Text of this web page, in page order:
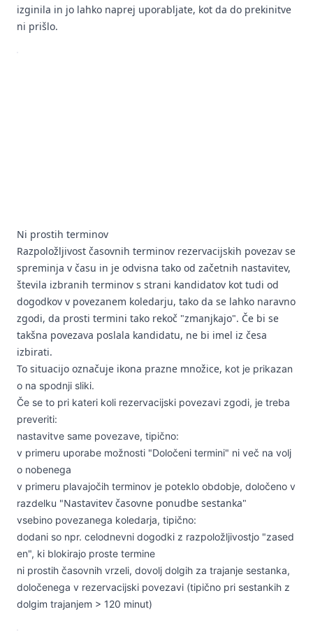
izginila in jo lahko naprej uporabljate, kot da do prekinitve
ni prišlo.
Ni prostih terminov
Razpoložljivost časovnih terminov rezervacijskih povezav se
spreminja v času in je odvisna tako od začetnih nastavitev,
števila izbranih terminov s strani kandidatov kot tudi od
dogodkov v povezanem koledarju, tako da se lahko naravno
zgodi, da prosti termini tako rekoč "zmanjkajo". Če bi se
takšna povezava poslala kandidatu, ne bi imel iz česa
izbirati.
To situacijo označuje ikona prazne množice, kot je prikazan
o na spodnji sliki.
Če se to pri kateri koli rezervacijski povezavi zgodi, je treba
preveriti:
nastavitve same povezave, tipično:
v primeru uporabe možnosti "Določeni termini" ni več na volj
o nobenega
v primeru plavajočih terminov je poteklo obdobje, določeno v
razdelku "Nastavitev časovne ponudbe sestanka"
vsebino povezanega koledarja, tipično:
dodani so npr. celodnevni dogodki z razpoložljivostjo "zased
en", ki blokirajo proste termine
ni prostih časovnih vrzeli, dovolj dolgih za trajanje sestanka,
določenega v rezervacijski povezavi (tipično pri sestankih z
dolgim trajanjem > 120 minut)